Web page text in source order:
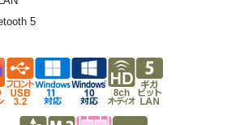
5